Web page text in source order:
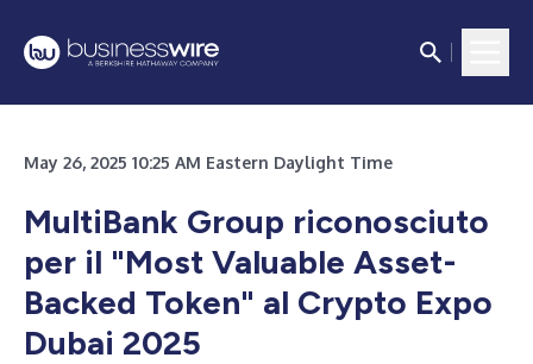
May 26, 2025 10:25 AM Eastern Daylight Time
MultiBank Group riconosciuto
per il "Most Valuable Asset-
Backed Token" al Crypto Expo
Dubai 2025